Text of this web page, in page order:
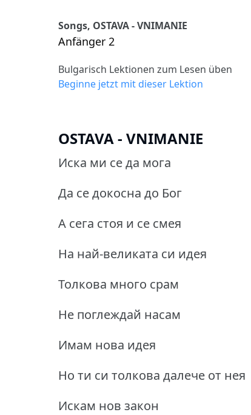
Songs, OSTAVA - VNIMANIE
Anfänger 2
Bulgarisch Lektionen zum Lesen üben
Beginne jetzt mit dieser Lektion
OSTAVA - VNIMANIE
Иска ми се да мога
Да се докосна до Бог
А сега стоя и се смея
На най-великата си идея
Толкова много срам
Не поглеждай насам
Имам нова идея
Но ти си толкова далече от нея
Искам нов закон